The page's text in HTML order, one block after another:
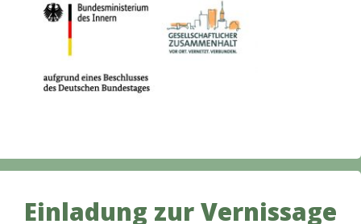
Einladung zur Vernissage